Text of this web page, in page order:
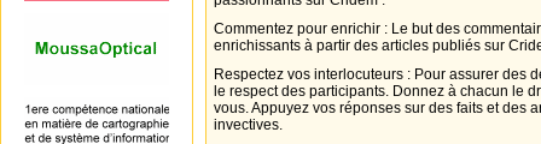
Commentez pour enrichir : Le but des
enrichissants à partir des articles publiés sur
Respectez vos interlocuteurs : Pour assurer des
le respect des participants. Donnez à chacun le
vous. Appuyez vos réponses sur des faits et des
invectives.